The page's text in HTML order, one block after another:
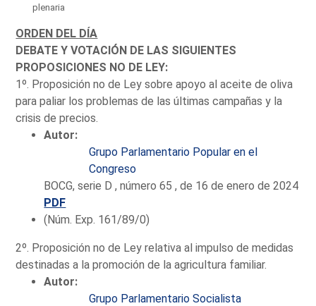
plenaria
ORDEN DEL DÍA
DEBATE Y VOTACIÓN DE LAS SIGUIENTES
PROPOSICIONES NO DE LEY:
1º. Proposición no de Ley sobre apoyo al aceite de oliva
para paliar los problemas de las últimas campañas y la
crisis de precios.
Autor:
Grupo Parlamentario Popular en el
Congreso
BOCG, serie D , número 65 , de 16 de enero de 2024
PDF
(Núm. Exp. 161/89/0)
2º. Proposición no de Ley relativa al impulso de medidas
destinadas a la promoción de la agricultura familiar.
Autor:
Grupo Parlamentario Socialista